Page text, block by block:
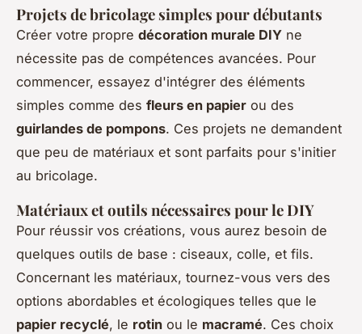
Projets de bricolage simples pour débutants
Créer votre propre décoration murale DIY ne
nécessite pas de compétences avancées. Pour
commencer, essayez d'intégrer des éléments
simples comme des fleurs en papier ou des
guirlandes de pompons. Ces projets ne demandent
que peu de matériaux et sont parfaits pour s'initier
au bricolage.
Matériaux et outils nécessaires pour le DIY
Pour réussir vos créations, vous aurez besoin de
quelques outils de base : ciseaux, colle, et fils.
Concernant les matériaux, tournez-vous vers des
options abordables et écologiques telles que le
papier recyclé, le rotin ou le macramé. Ces choix